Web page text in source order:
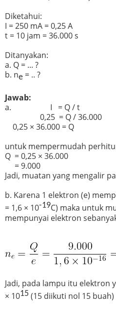
Diketahui:
I = 250 mA = 0,25 A
t = 10 jam = 36.000 s
Ditanyakan:
a. Q = ... ?
b. ne = .. ?
Jawab:
a. I = Q / t
0,25 = Q / 36.000
0,25 × 36.000 = Q
untuk mempermudah
Q = 0,25 × 36.000
= 9.000
Jadi, muatan yang mengalir
b. Karena 1 elektron (e)
= 1,6 × 10-19C) maka untuk
mempunyai elektron
Jadi, pada lampu itu elektron
× 1015 (15 diikuti nol 15